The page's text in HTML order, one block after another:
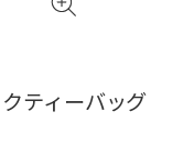
ティーバッグ